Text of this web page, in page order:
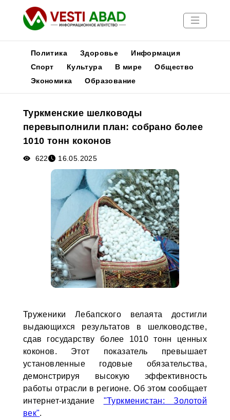
Новости
Медиа
Афиша
Политика Здоровье
Информация
Спорт
Культура В мире
Общество
Экономика
Образование
Туркменские шелководы
перевыполнили план: собрано более
1010 тонн коконов
622 16.05.2025
Труженики Лебапского велаята достигли
выдающихся результатов в шелководстве,
сдав государству более 1010 тонн ценных
коконов. Этот показатель превышает
установленные годовые обязательства,
демонстрируя высокую эффективность
работы отрасли в регионе. Об этом сообщает
интернет-издание "Туркменистан: Золотой
век".